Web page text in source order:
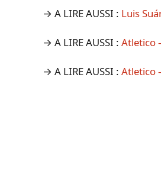
→ A LIRE AUSSI : Luis
→ A LIRE AUSSI : Atletico
→ A LIRE AUSSI : Atletico